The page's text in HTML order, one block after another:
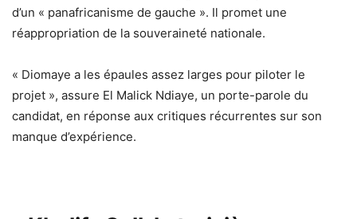
d’un « panafricanisme de gauche ». Il promet une
réappropriation de la souveraineté nationale.
« Diomaye a les épaules assez larges pour piloter le
projet », assure El Malick Ndiaye, un porte-parole du
candidat, en réponse aux critiques récurrentes sur son
manque d’expérience.